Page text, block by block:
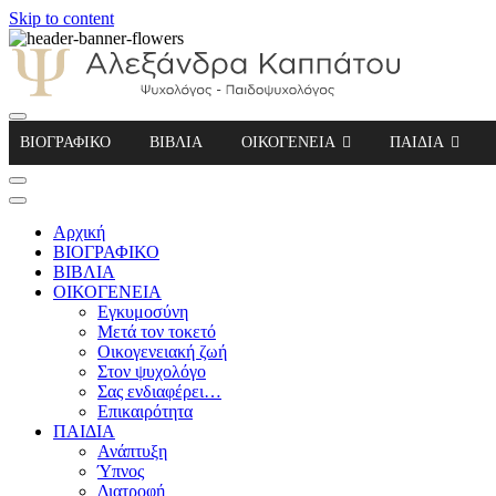
Skip to content
Αλεξάνδρα Καππάτου Ψυχολόγος –
ΒΙΟΓΡΑΦΙΚΟ ΒΙΒΛΙΑ ΟΙΚΟΓΕΝΕΙΑ ΠΑΙΔΙΑ
Αρχική
ΒΙΟΓΡΑΦΙΚΟ
ΒΙΒΛΙΑ
ΟΙΚΟΓΕΝΕΙΑ
Εγκυμοσύνη
Μετά τον τοκετό
Οικογενειακή ζωή
Στον ψυχολόγο
Σας ενδιαφέρει…
Επικαιρότητα
ΠΑΙΔΙΑ
Ανάπτυξη
Ύπνος
Διατροφή